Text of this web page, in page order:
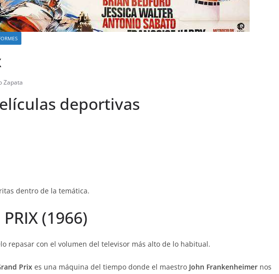
Zapata
deportivas
dentro de la temática.
(1966)
repasar con el volumen del televisor más alto de lo habitual.
Prix es una máquina del tiempo donde el maestro John Frankenheimer nos